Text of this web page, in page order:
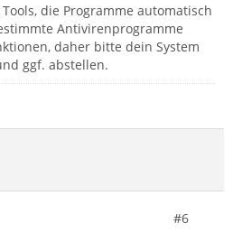
die Programme automatisch
Antivirenprogramme
daher bitte dein System
ggf. abstellen.
#6